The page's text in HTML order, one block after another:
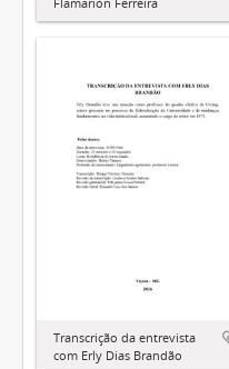
Transcrição da entrevista
com Erly Dias Brandão